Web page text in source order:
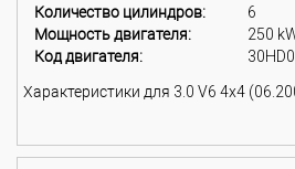
Количество цилиндров:
6
Мощность двигателя:
250
Код двигателя:
Характеристики для 3.0 V6 4x4